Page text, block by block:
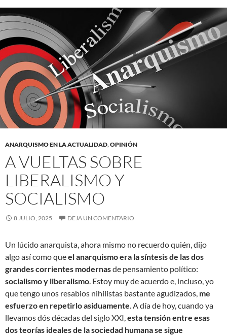
ANARQUISMO EN LA ACTUALIDAD,OPINIÓN
A VUELTAS SOBRE
LIBERALISMO Y
SOCIALISMO
8 JULIO, 2025 DEJA UN COMENTARIO
Un lúcido anarquista, ahora mismo no recuerdo quién, dijo
algo así como queel anarquismo era la síntesis de las dos
grandes corrientes modernasde pensamiento político:
socialismo y liberalismo. Estoy muy de acuerdo e, incluso, yo
que tengo unos resabios nihilistas bastante agudizados, me
esfuerzo en repetirlo asiduamente. A día de hoy, cuando ya
llevamos dós décadas del siglo XXI,esta tensión entre esas
dos teorías ideales de la sociedad humana se sigue